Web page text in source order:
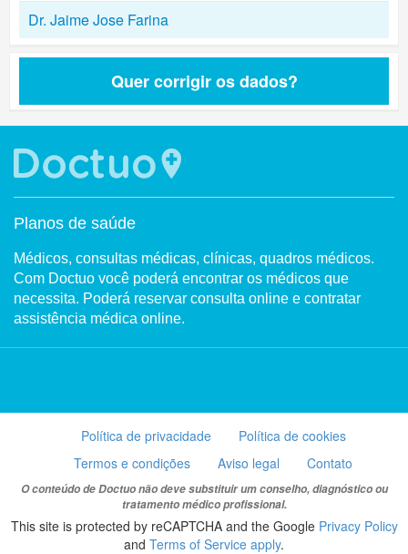
Dr. Jaime Jose Farina
Quer corrigir os dados?
Planos de saúde
Médicos, consultas médicas, clínicas, quadros médicos.
Com Doctuo você poderá encontrar os médicos que
necessita. Poderá reservar consulta online e contratar
assistência médica online.
Política de privacidade
Política de cookies
Termos e condições
Aviso legal Contato
O conteúdo de Doctuo não deve substituir um conselho, diagnóstico ou
tratamento médico profissional.
This site is protected by reCAPTCHA and the Google Privacy Policy
and Terms of Service apply.